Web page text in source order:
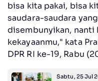
bisa kita pakai, bisa
saudara-saudara
disembunyikan, nanti
kekayaanmu," kata
DPR RI ke-19, Rabu
Sabtu, 25 Jul